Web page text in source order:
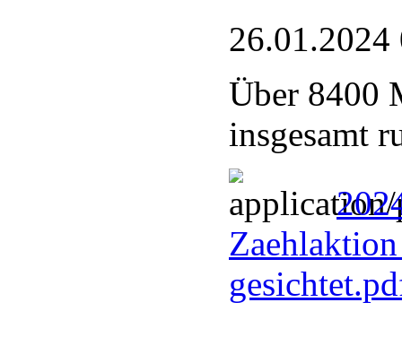
26.01.2024
Über 8400
insgesamt